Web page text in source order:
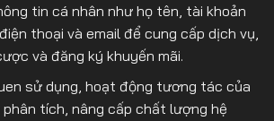
tin cá nhân như họ tên, tài khoản
thoại và email để cung cấp dịch vụ,
và đăng ký khuyến mãi.
sử dụng, hoạt động tương tác của
tích, nâng cấp chất lượng hệ